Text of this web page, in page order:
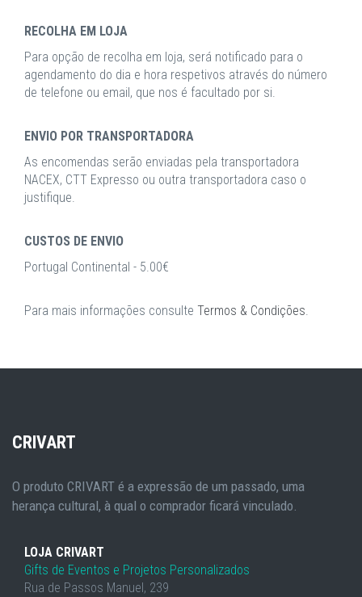
RECOLHA EM LOJA
Para opção de recolha em loja, será notificado para o
agendamento do dia e hora respetivos através do número
de telefone ou email, que nos é facultado por si.
ENVIO POR TRANSPORTADORA
As encomendas serão enviadas pela transportadora
NACEX, CTT Expresso ou outra transportadora caso o
justifique.
CUSTOS DE ENVIO
Portugal Continental - 5.00€
Para mais informações consulte Termos & Condições.
CRIVART
O produto CRIVART é a expressão de um passado, uma
herança cultural, à qual o comprador ficará vinculado.
LOJA CRIVART
Gifts de Eventos e Projetos Personalizados
Rua de Passos Manuel, 239